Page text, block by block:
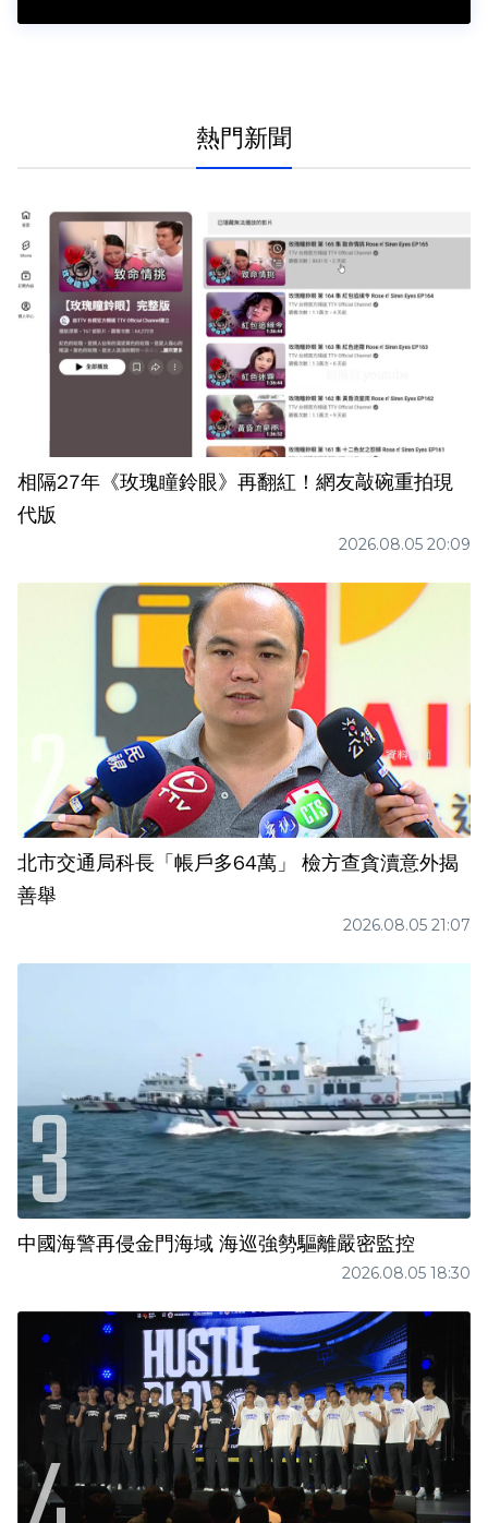
熱門新聞
相隔27年《玫瑰瞳鈴眼》再翻紅！網友敲碗重拍現
代版
2026.08.05 20:09
北市交通局科長「帳戶多64萬」 檢方查貪瀆意外揭
善舉
2026.08.05 21:07
中國海警再侵金門海域 海巡強勢驅離嚴密監控
2026.08.05 18:30